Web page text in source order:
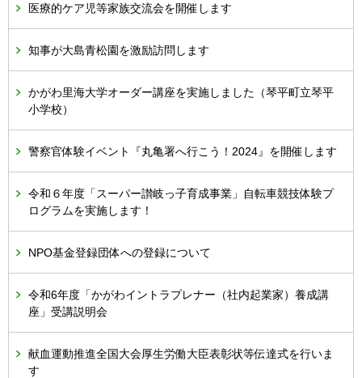
医療的ケア児等家族交流会を開催します
知事が大島青松園を激励訪問します
かがわ里海大学オーダー講座を実施しました（琴平町立琴平
小学校）
警察官体験イベント『丸亀署へ行こう！2024』を開催します
令和６年度「スーパー讃岐っ子育成事業」自転車競技体験プ
ログラムを実施します！
NPO基金登録団体への登録について
令和6年度「かがわイントラプレナー（社内起業家）養成講
座」受講説明会
献血運動推進全国大会厚生労働大臣表彰状等伝達式を行いま
す